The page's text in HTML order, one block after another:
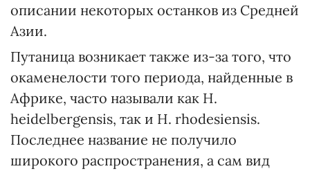
описании некоторых останков из Средней
Азии.
Путаница возникает также из-за того, что
окаменелости того периода, найденные в
Африке, часто называли как H.
heidelbergensis, так и H. rhodesiensis.
Последнее название не получило
широкого распространения, а сам вид